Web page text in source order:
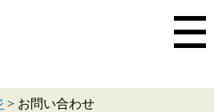
> お問い合わせ